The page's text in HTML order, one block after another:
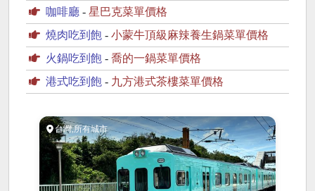
咖啡廳 - 星巴克菜單價格
燒肉吃到飽 - 小蒙牛頂級麻辣養生鍋菜單價格
火鍋吃到飽 - 喬的一鍋菜單價格
港式吃到飽 - 九方港式茶樓菜單價格